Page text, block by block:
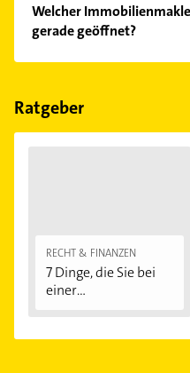
Kundenmeinungen und
Empfehlungen. Die
einfach nach
Welcher
gerade geöffnet?
Im Anbieter-Bereich
Feiertagen abweichen
Ratgeber
RECHT & FINANZEN
7 Dinge, die Sie bei
einer